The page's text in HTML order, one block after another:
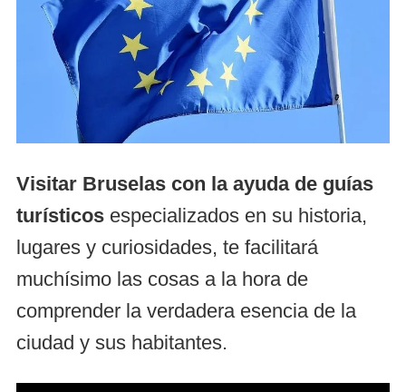
Visitar Bruselas con la ayuda de guías
turísticos especializados en su historia,
lugares y curiosidades, te facilitará
muchísimo las cosas a la hora de
comprender la verdadera esencia de la
ciudad y sus habitantes.